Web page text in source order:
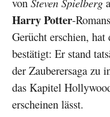
Harry Potter-
Gerücht erschien, hat
bestätigt: Er stand
der Zauberersaga zu
das Kapitel
erscheinen lässt.